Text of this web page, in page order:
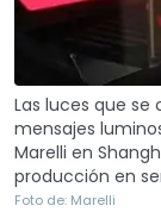
Las luces que
mensajes
Marelli en
producción en
Foto de: Marelli